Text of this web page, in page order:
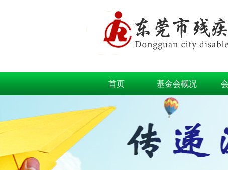
首页 基金会概况